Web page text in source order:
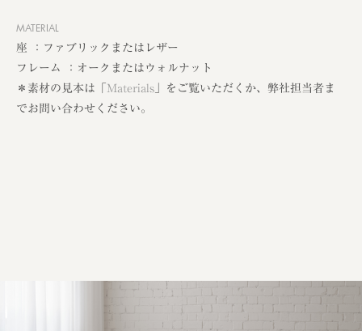
MATERIAL
座 ：ファブリックまたはレザー
フレーム ：オークまたはウォルナット
＊素材の見本は「 Materials 」をご覧いただくか、弊社担当者ま
でお問い合わせください。